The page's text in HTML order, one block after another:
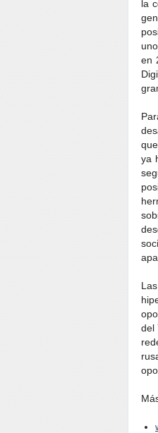
la
en
ya
del